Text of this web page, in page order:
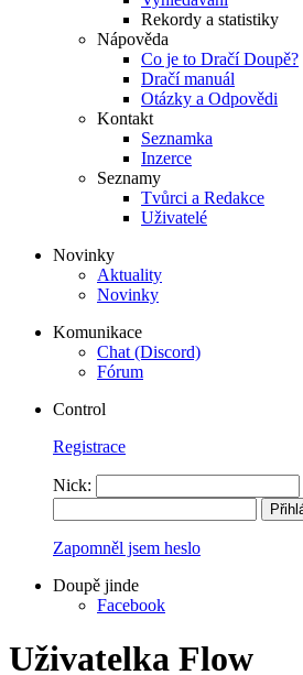
Rekordy a statistiky
Nápověda
Co je to Dračí Doupě?
Dračí manuál
Otázky a Odpovědi
Kontakt
Seznamka
Inzerce
Seznamy
Tvůrci a Redakce
Uživatelé
Novinky
Aktuality
Novinky
Komunikace
Chat (Discord)
Fórum
Control
Registrace
Nick:
Zapomněl jsem heslo
Doupě jinde
Facebook
Uživatelka Flow